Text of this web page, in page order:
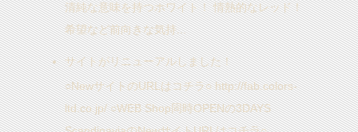
清純な意味を持つホワイト！ 情熱的なレッド！
希望など前向きな気持...
サイトがリニューアルしました！
○NewサイトのURLはコチラ○ http://fab.colors-
ltd.co.jp/ ○WEB Shop同時OPENの3DAYS